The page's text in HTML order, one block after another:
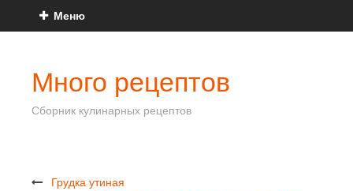
Меню
Много рецептов
Сборник кулинарных рецептов
Грудка утиная